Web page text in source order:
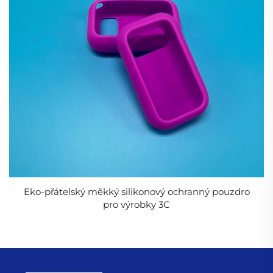
organických látek, jako jsou korek a želví skořápka, a
představovat tak přirozenou krásu. Silikonová pryž je
snadno obarvitelná, což umožňuje šperkům
vyrobeným z ní mít bohatou barevnou škálu a tak
uspokojit potřeby různých zákazníků.
Výhody silikonové pryže oproti běžným pryžím
Odolnost proti extrémním teplotám (–60 °C až 300 °C).
Vynikající trvanlivost – odolává ozonu, UV záření a
Pružnost a pružné vlastnosti – Udržuje vlastnosti v
průběhu času.
Eko-přátelský měkký silikonový ochranný pouzdro
pro výrobky 3C